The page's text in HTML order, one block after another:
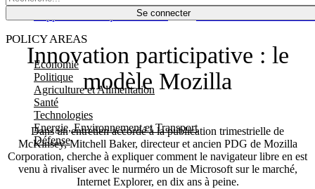
Se connecter
POLICY AREAS
Economie
Politique
Agriculture et Alimentation
Santé
Technologies
Energie, Environnement et Transport
Défense
Économie
Innovation participative : le
modèle Mozilla
Dans un entretien accordé à la publication trimestrielle de
McKinsey, Mitchell Baker, directeur et ancien PDG de Mozilla
Corporation, cherche à expliquer comment le navigateur libre en est
venu à rivaliser avec le nurméro un de Microsoft sur le marché,
Internet Explorer, en dix ans à peine.